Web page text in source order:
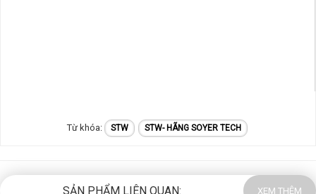
STW STW- HÃNG SOYER TECH
SẢN PHẨM LIÊN QUAN: XEM THÊM